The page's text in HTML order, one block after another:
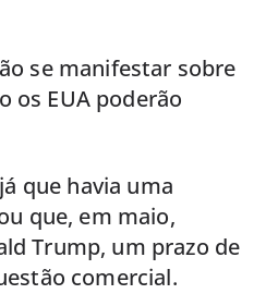
se manifestar sobre
os EUA poderão
que havia uma
que, em maio,
Trump, um prazo de
comercial.